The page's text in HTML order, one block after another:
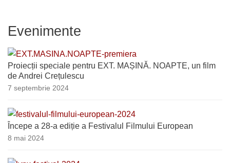
Evenimente
Proiecții speciale pentru EXT. MAȘINĂ. NOAPTE, un film
de Andrei Crețulescu
7 septembrie 2024
Începe a 28-a ediție a Festivalul Filmului European
8 mai 2024